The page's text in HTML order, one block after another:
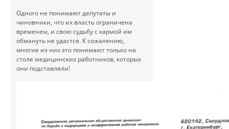
Одного не понимают депутаты и
чиновники, что их власть ограничена
временем, и свою судьбу с кармой им
обмануть не удастся. К сожалению,
многие из них это понимают только на
столе медицинских работников, которых
они подставляли!